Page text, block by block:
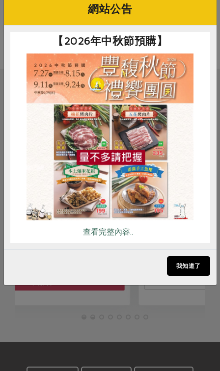
*非原班學員欲報名，請先聯絡班長再報名
相關活動
開心社團
0806炎炎夏日讀書天 - 臺灣漫遊錄
講師 謝怡青
時間 2026-08-06
13:00-15:00
RPET 食譜 減硝酸鹽
雞蛋 食安 共同購買
網站公告
【2026年中秋節預購】
查看完整內容..
我知道了